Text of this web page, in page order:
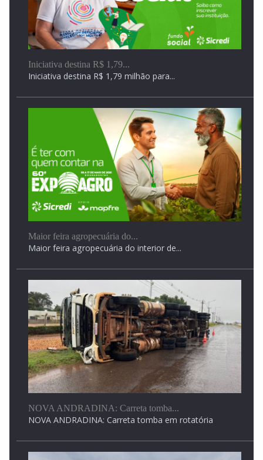
Acidente envolvendo quatro veículos é registrado na
BR-376,...
Iniciativa destina R$ 1,79...
Iniciativa destina R$ 1,79 milhão para...
Maior feira agropecuária do...
Maior feira agropecuária do interior de...
NOVA ANDRADINA: Carreta tomba...
NOVA ANDRADINA: Carreta tomba em rotatória